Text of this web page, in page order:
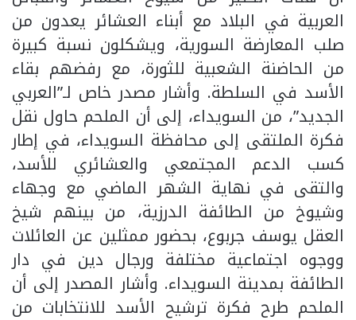
العربية في البلاد مع أبناء العشائر يعدون من
صلب المعارضة السورية، ويشكلون نسبة كبيرة
من الحاضنة الشعبية للثورة، مع رفضهم بقاء
الأسد في السلطة. وأشار مصدر خاص لـ”العربي
الجديد”، من السويداء، إلى أن الملحم حاول نقل
فكرة الملتقى إلى محافظة السويداء، في إطار
كسب الدعم المجتمعي والعشائري للأسد،
والتقى في نهاية الشهر الماضي مع وجهاء
وشيوخ من الطائفة الدرزية، من بينهم شيخ
العقل يوسف جربوع، بحضور ممثلين عن العائلات
ووجوه اجتماعية مختلفة ورجال دين في دار
الطائفة بمدينة السويداء. وأشار المصدر إلى أن
الملحم طرح فكرة ترشيح الأسد للانتخابات من